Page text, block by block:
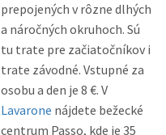
prepojených v rôzne dlhých
a náročných okruhoch. Sú
tu trate pre začiatočníkov i
trate závodné. Vstupné za
osobu a den je 8 €. V
Lavarone
centrum Passo, kde je 35